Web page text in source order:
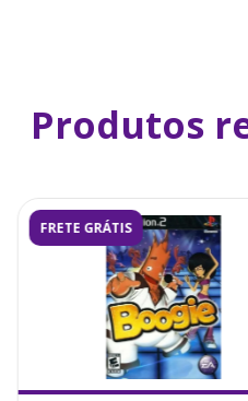
Produtos
FRETE GRÁTIS